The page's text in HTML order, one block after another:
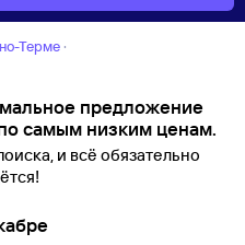
Терме ·
предложение
самым низким ценам.
и всё обязательно